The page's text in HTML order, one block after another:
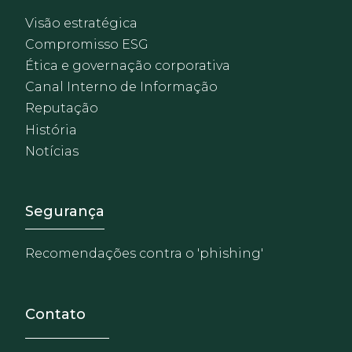
Visão estratégica
Compromisso ESG
Ética e governação corporativa
Canal Interno de Informação
Reputação
História
Notícias
Footer - Extranet y
Segurança
Recomendações contra o 'phishing'
Contato